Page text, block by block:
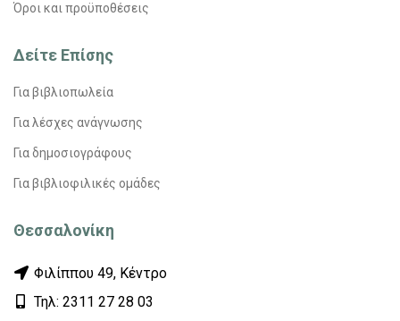
Όροι και προϋποθέσεις
Δείτε Επίσης
Για βιβλιοπωλεία
Για λέσχες ανάγνωσης
Για δημοσιογράφους
Για βιβλιοφιλικές ομάδες
Θεσσαλονίκη
Φιλίππου 49, Κέντρο
Τηλ: 2311 27 28 03